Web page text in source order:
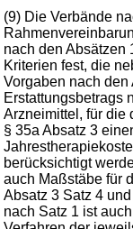
(9) Die Verbände
nach den Absätzen
Kriterien fest, die
Vorgaben nach
Erstattungsbetrags
Arzneimittel, für die
§ 35a Absatz 3
berücksichtigt
auch Maßstäbe für
Absatz 3 Satz 4
nach Satz 1 ist